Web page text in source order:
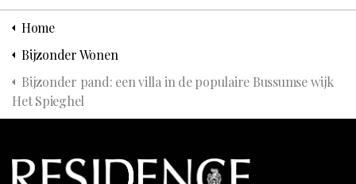
Home
Bijzonder Wonen
Bijzonder pand: een villa in de populaire Bussumse wijk
Het Spieghel